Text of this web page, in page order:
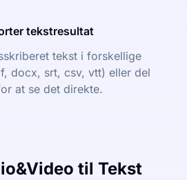
tekstresultat
tekst i forskellige
docx, srt, csv, vtt) eller del
at se det direkte.
til Tekst